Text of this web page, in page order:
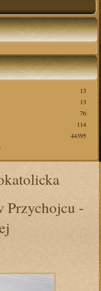
13
13
76
114
44395
Przychojcu -